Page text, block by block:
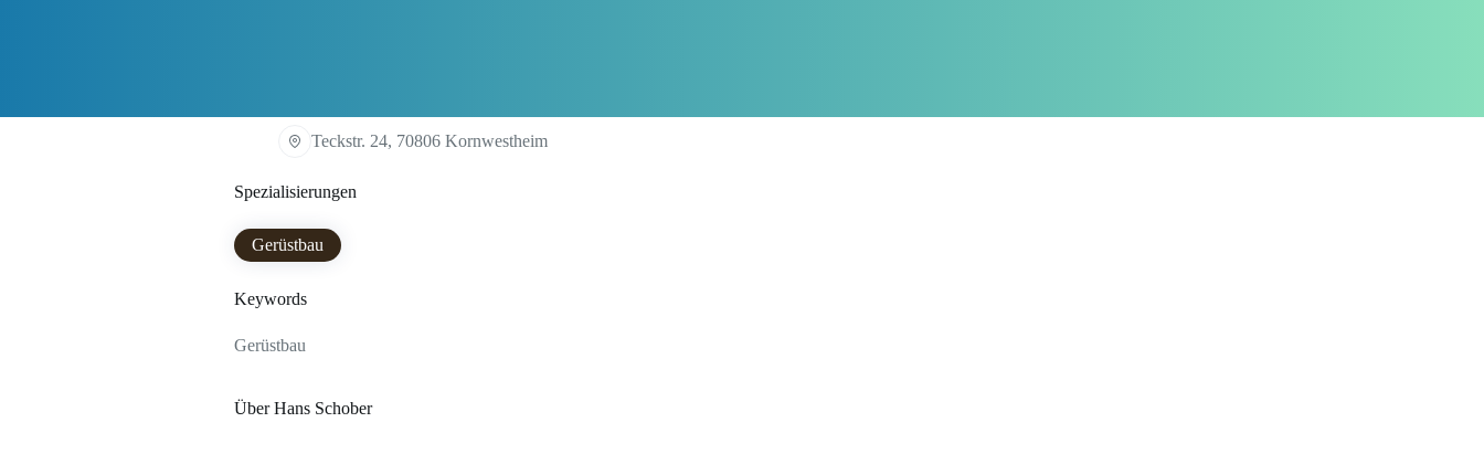
Teckstr. 24, 70806 Kornwestheim
Spezialisierungen
Gerüstbau
Keywords
Gerüstbau
Über Hans Schober